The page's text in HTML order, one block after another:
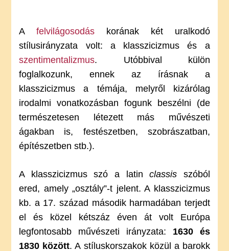
Afelvilágosodás korának két uralkodó
stílusirányzata volt: a klasszicizmus és a
szentimentalizmus. Utóbbival külön
foglalkozunk, ennek az írásnak a
klasszicizmus a témája, melyről kizárólag
irodalmi vonatkozásban fogunk beszélni (de
természetesen létezett más művészeti
ágakban is, festészetben, szobrászatban,
építészetben stb.).
A klasszicizmus szó a latinclassis szóból
ered, amely „osztály”-t jelent. A klasszicizmus
kb. a 17. század második harmadában terjedt
el és közel kétszáz éven át volt Európa
legfontosabb művészeti irányzata: 1630 és
1830 között. A stíluskorszakok közül a barokk